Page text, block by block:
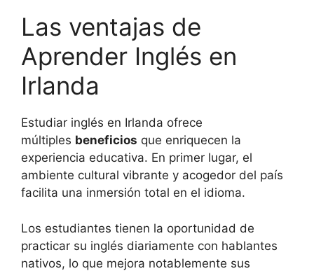
Las ventajas de
Aprender Inglés en
Irlanda
Estudiar inglés en Irlanda ofrece
múltiples beneficios que enriquecen la
experiencia educativa. En primer lugar, el
ambiente cultural vibrante y acogedor del país
facilita una inmersión total en el idioma.
Los estudiantes tienen la oportunidad de
practicar su inglés diariamente con hablantes
nativos, lo que mejora notablemente sus